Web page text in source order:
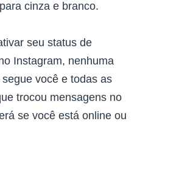
cinza e branco.
seu status de
Instagram, nenhuma
você e todas as
trocou mensagens no
se você está online ou